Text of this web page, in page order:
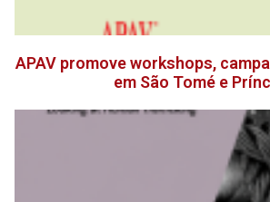
APAV promove workshops,
em São Tomé e